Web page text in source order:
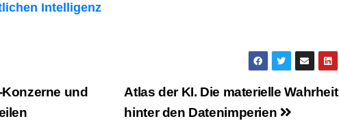
Intelligenz
Atlas der KI. Die materielle Wahrheit
hinter den Datenimperien
und